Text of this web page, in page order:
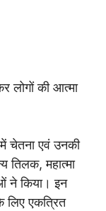
लोगों की आत्मा
में चेतना एवं उनकी
तिलक, महात्मा
ने किया। इन
लिए एकत्रित